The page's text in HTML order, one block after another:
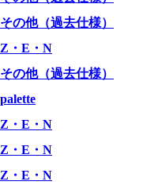
その他（過去仕様）
Z・E・N
その他（過去仕様）
palette
Z・E・N
Z・E・N
Z・E・N